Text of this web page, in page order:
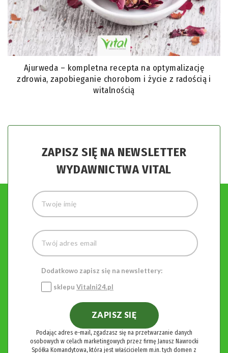
Ajurweda – kompletna recepta na optymalizację
zdrowia, zapobieganie chorobom i życie z radością i
witalnością
ZAPISZ SIĘ NA NEWSLETTER
WYDAWNICTWA VITAL
Dodatkowo zapisz się na newslettery:
sklepu Vitalni24.pl
ZAPISZ SIĘ
Podając adres e-mail, zgadzasz się na przetwarzanie danych
osobowych w celach marketingowych przez firmę Janusz Nawrocki
Spółka Komandytowa, która jest właścicielem m.in. tych domen z